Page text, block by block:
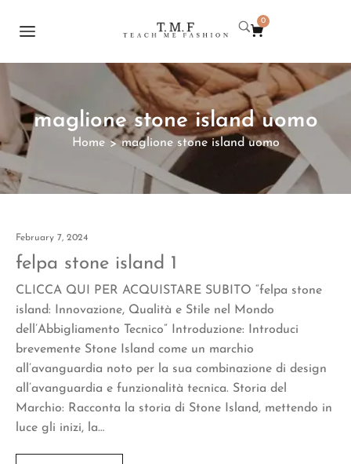
0
maglione stone island uomo
Home > maglione stone island uomo
February 7, 2024
felpa stone island 1
CLICCA QUI PER ACQUISTARE SUBITO “felpa stone
island: Innovazione, Qualità e Stile nel Mondo
dell’Abbigliamento Tecnico” Introduzione: Introduci
brevemente Stone Island come un marchio
all’avanguardia noto per la sua combinazione di design
all’avanguardia e funzionalità tecnica. Storia del
Marchio: Racconta la storia di Stone Island, mettendo in
luce gli inizi, la…